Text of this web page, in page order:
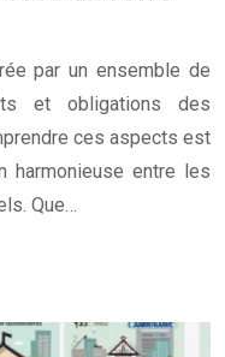
par un ensemble de
et obligations des
ces aspects est
harmonieuse entre les
Que…